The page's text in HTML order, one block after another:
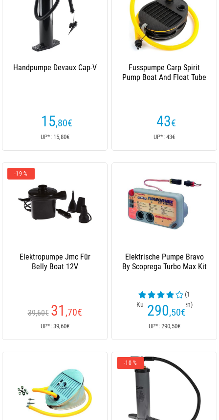
Handpumpe Devaux Cap-V
15,80€
UP*: 15,80€
Fusspumpe Carp Spirit
Pump Boat And Float Tube
43€
UP*: 43€
-19 %
Elektropumpe Jmc Für
Belly Boat 12V
39,60€ 31 ,70€
UP*: 39,60€
Elektrische Pumpe Bravo
By Scoprega Turbo Max Kit
(1
Kundenrezensionen)
290,50€
UP*: 290,50€
-10 %